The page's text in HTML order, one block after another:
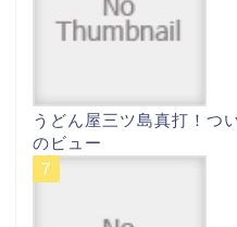
うどん屋三ツ島真打！つ
のビュー